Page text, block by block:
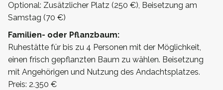
Optional: Zusätzlicher Platz (250 €), Beisetzung am
Samstag (70 €)
Familien- oder Pflanzbaum:
Ruhestätte für bis zu 4 Personen mit der Möglichkeit,
einen frisch gepflanzten Baum zu wählen. Beisetzung
mit Angehörigen und Nutzung des Andachtsplatzes.
Preis: 2.350 €